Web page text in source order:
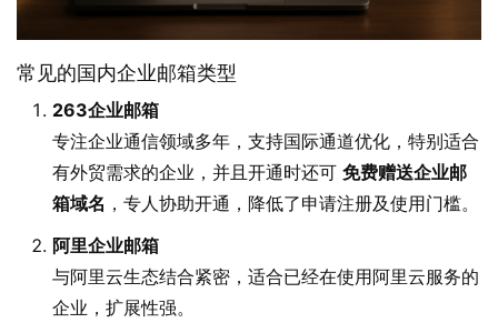
常见的国内企业邮箱类型
263企业邮箱
专注企业通信领域多年，支持国际通道优化，特别适合
有外贸需求的企业，并且开通时还可 免费赠送企业邮
箱域名 ，专人协助开通，降低了申请注册及使用门槛。
阿里企业邮箱
与阿里云生态结合紧密，适合已经在使用阿里云服务的
企业，扩展性强。